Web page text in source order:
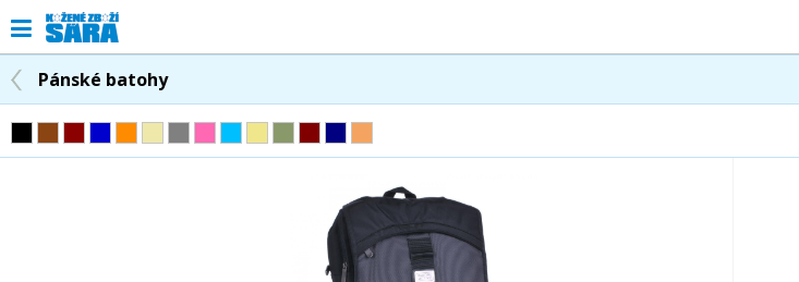
Pánské batohy